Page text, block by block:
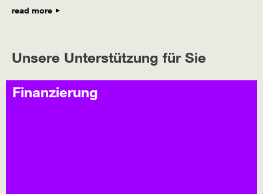
read more
Unsere Unterstützung für Sie
Finanzierung